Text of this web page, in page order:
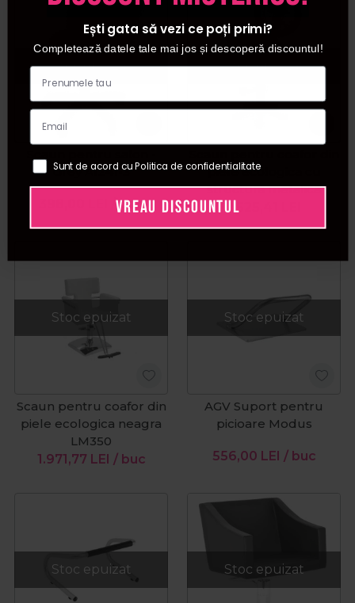
Stoc epuizat
Grey A1241-3
/ buc
Stoc epuizat
piele ecologica cu
structura metalica
1.525,41
Stoc epuizat
Scaun pentru coafor din
piele ecologica neagra
LM350
1.971,77 LEI / buc
Stoc epuizat
AGV Suport pentru
picioare Modus
556,00 LEI / buc
Stoc epuizat Stoc epuizat
Ești gata să vezi ce poți primi?
Completează datele tale mai jos și descoperă discountul!
Sunt de acord cu Politica de confidentialitate
VREAU DISCOUNTUL